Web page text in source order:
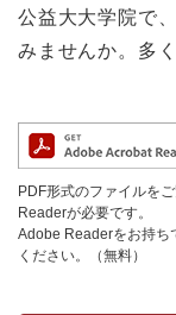
公益大大学院で
みませんか。多
PDF形式のファイルを
Readerが必要です。
Adobe Readerをお持ち
ください。（無料）